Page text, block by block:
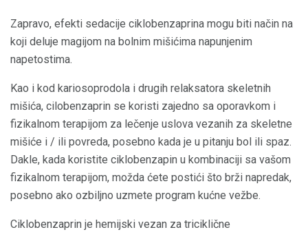
Zapravo, efekti sedacije ciklobenzaprina mogu biti način na
koji deluje magijom na bolnim mišićima napunjenim
napetostima.
Kao i kod kariosoprodola i drugih relaksatora skeletnih
mišića, cilobenzaprin se koristi zajedno sa oporavkom i
fizikalnom terapijom za lečenje uslova vezanih za skeletne
mišiće i / ili povreda, posebno kada je u pitanju bol ili spaz.
Dakle, kada koristite ciklobenzapin u kombinaciji sa vašom
fizikalnom terapijom, možda ćete postići što brži napredak,
posebno ako ozbiljno uzmete program kućne vežbe.
Ciklobenzaprin je hemijski vezan za triciklične